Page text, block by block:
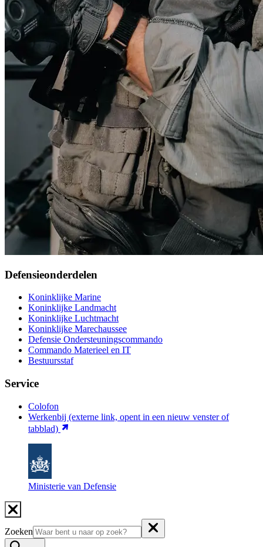
Defensieonderdelen
Koninklijke Marine
Koninklijke Landmacht
Koninklijke Luchtmacht
Koninklijke Marechaussee
Defensie Ondersteuningscommando
Commando Materieel en IT
Bestuursstaf
Service
Colofon
Werkenbij (externe link, opent in een nieuw venster of
tabblad)
Ministerie van Defensie
Zoeken